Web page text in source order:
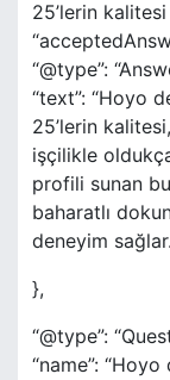
25’lerin kalitesi
“@type”:
“text”: “Hoyo
25’lerin
işçilikle
profili sunan
baharatlı
deneyim
},
“@type”:
“name”: